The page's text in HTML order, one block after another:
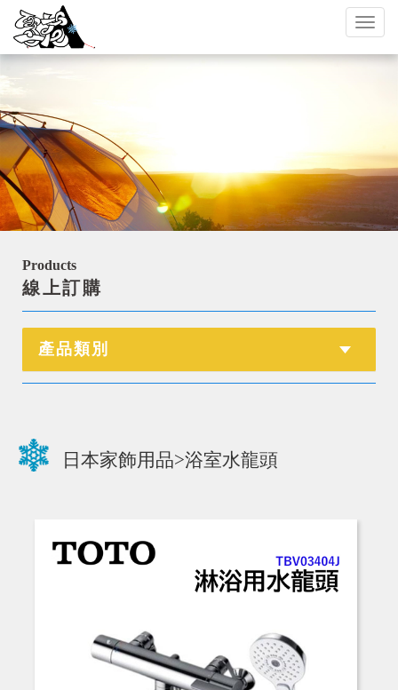
Toggle
Products
線上訂購
產品類別
日本家飾用品>浴室水龍頭